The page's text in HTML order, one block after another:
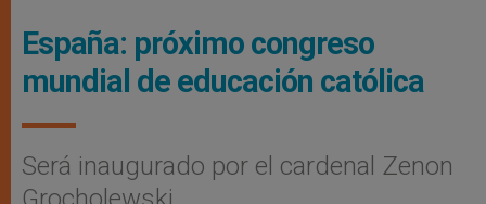
España: próximo congreso
mundial de educación católica
Será inaugurado por el cardenal Zenon